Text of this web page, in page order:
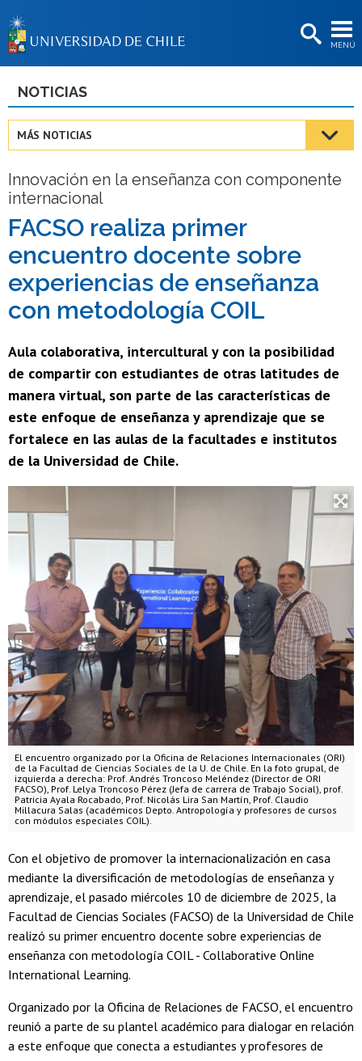
MENÚ
BIBLIOTECAS
Estudiantes
Académicas/os
Funcionarias/os
Egresadas/os
NOTICIAS
MÁS NOTICIAS
Innovación en la enseñanza con componente
internacional
FACSO realiza primer
encuentro docente sobre
experiencias de enseñanza
con metodología COIL
Aula colaborativa, intercultural y con la posibilidad
de compartir con estudiantes de otras latitudes de
manera virtual, son parte de las características de
este enfoque de enseñanza y aprendizaje que se
fortalece en las aulas de la facultades e institutos
de la Universidad de Chile.
El encuentro organizado por la Oficina de Relaciones Internacionales (ORI)
de la Facultad de Ciencias Sociales de la U. de Chile. En la foto grupal, de
izquierda a derecha: Prof. Andrés Troncoso Meléndez (Director de ORI
FACSO), Prof. Lelya Troncoso Pérez (Jefa de carrera de Trabajo Social), prof.
Patricia Ayala Rocabado, Prof. Nicolás Lira San Martín, Prof. Claudio
Millacura Salas (académicos Depto. Antropología y profesores de cursos
con módulos especiales COIL).
Con el objetivo de promover la internacionalización en casa
mediante la diversificación de metodologías de enseñanza y
aprendizaje, el pasado miércoles 10 de diciembre de 2025, la
Facultad de Ciencias Sociales (FACSO) de la Universidad de Chile
realizó su primer encuentro docente sobre experiencias de
enseñanza con metodología COIL - Collaborative Online
International Learning.
Organizado por la Oficina de Relaciones de FACSO, el encuentro
reunió a parte de su plantel académico para dialogar en relación
a este enfoque que conecta a estudiantes y profesores de